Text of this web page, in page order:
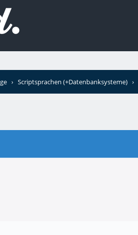
› Scriptsprachen (+Datenbanksysteme) ›